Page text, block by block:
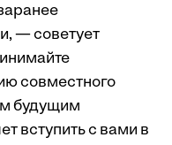
— советует
совместного
будущим
вступить с вами в